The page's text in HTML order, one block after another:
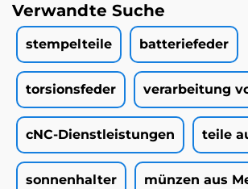
Verwandte Suche
stempelteile batteriefeder
torsionsfeder verarbeitung
cNC-Dienstleistungen teile
sonnenhalter münzen aus